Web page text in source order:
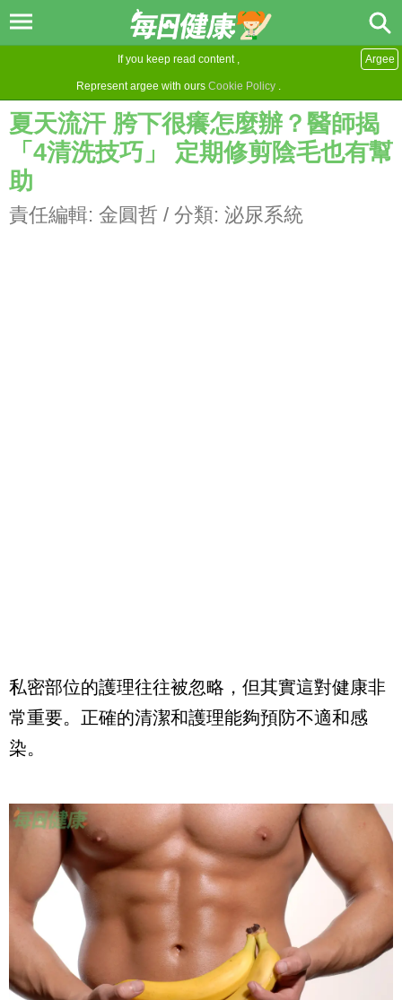
If you keep read content ,
Represent argee with ours Cookie Policy .
Argee
夏天流汗 胯下很癢怎麼辦？醫師揭
「4清洗技巧」 定期修剪陰毛也有幫
助
責任編輯: 金圓哲 / 分類: 泌尿系統
私密部位的護理往往被忽略，但其實這對健康非
常重要。正確的清潔和護理能夠預防不適和感
染。